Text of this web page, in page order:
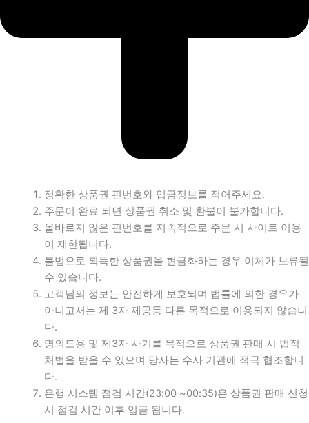
정확한 상품권 핀번호와 입금정보를 적어주세요.
주문이 완료 되면 상품권 취소 및 환불이 불가합니다.
올바르지 않은 핀번호를 지속적으로 주문 시 사이트 이용
이 제한됩니다.
불법으로 획득한 상품권을 현금화하는 경우 이체가 보류될
수 있습니다.
고객님의 정보는 안전하게 보호되며 법률에 의한 경우가
아니고서는 제 3자 제공등 다른 목적으로 이용되지 않습니
다.
명의도용 및 제3자 사기를 목적으로 상품권 판매 시 법적
처벌을 받을 수 있으며 당사는 수사 기관에 적극 협조합니
다.
은행 시스템 점검 시간(23:00 ~00:35)은 상품권 판매 신청
시 점검 시간 이후 입금 됩니다.